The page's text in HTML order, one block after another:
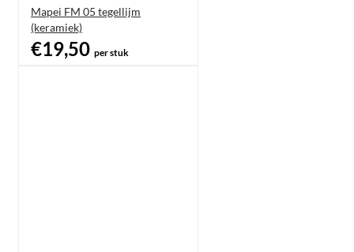
Mapei FM 05 tegellijm
(keramiek)
€19,50 per stuk